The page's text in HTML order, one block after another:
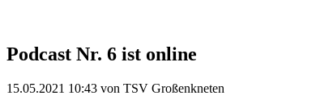
Podcast Nr. 6 ist online
15.05.2021 10:43 von TSV Großenkneten